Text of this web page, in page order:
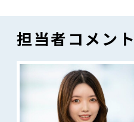
担当者コメント